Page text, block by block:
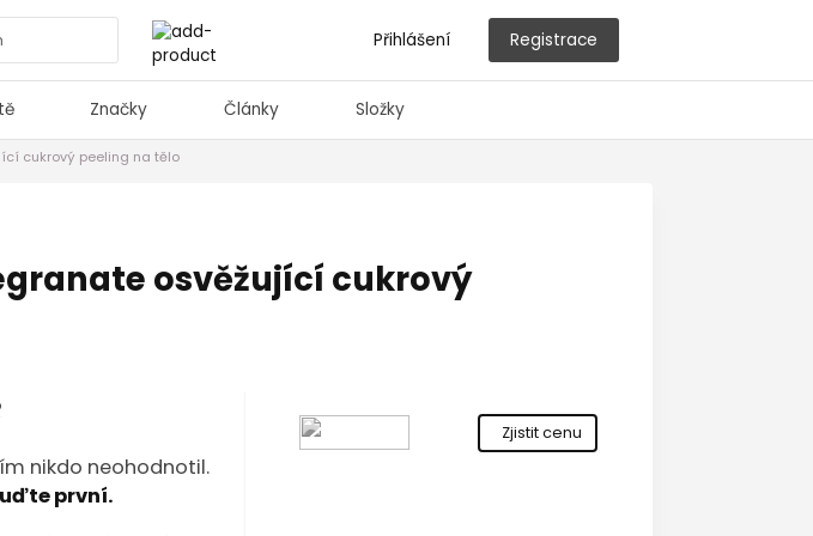
Přihlášení Registrace
Značky Články Složky
cukrový peeling na tělo
osvěžující cukrový
nikdo neohodnotil.
první.
Zjistit cenu